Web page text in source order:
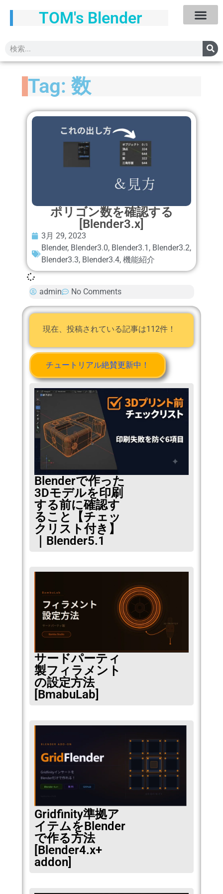
TOM's Blender
Tag: 数
ポリゴン数を確認する
[Blender3.x]
3月 29, 2023
Blender, Blender3.0, Blender3.1 , Blender3.2,
Blender3.3, Blender3.4, 機能紹介
admin No Comments
現在、投稿されている記事は112件！
チュートリアル絶賛更新中！
Blenderで作った
3Dモデルを印刷
する前に確認す
ること【チェッ
クリスト付き】
｜Blender5.1
サードパーティ
製フィラメント
の設定方法
[BmabuLab]
Gridfinity準拠ア
イテムをBlender
で作る方法
[Blender4.x+
addon]